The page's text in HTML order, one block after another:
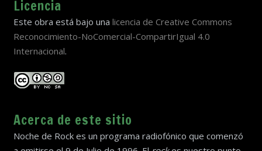
Licencia
Este obra está bajo una licencia de Creative Commons
Reconocimiento-NoComercial-CompartirIgual 4.0
Internacional.
Acerca de este sitio
Noche de Rock es un programa radiofónico que comenzó